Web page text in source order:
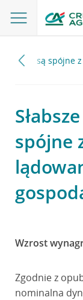
są spójne
spójne
Wzrost
Zgodnie z
nominalna